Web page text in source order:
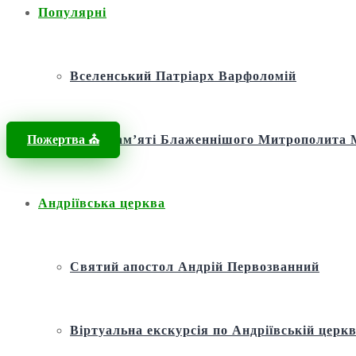
Популярні
Вселенський Патріарх Варфоломій
Фонд пам’яті Блаженнішого
Андріївська церква
Святий апостол Андрій Первозванний
Віртуальна екскурсія по Андріївській
Пожертва ⛪️